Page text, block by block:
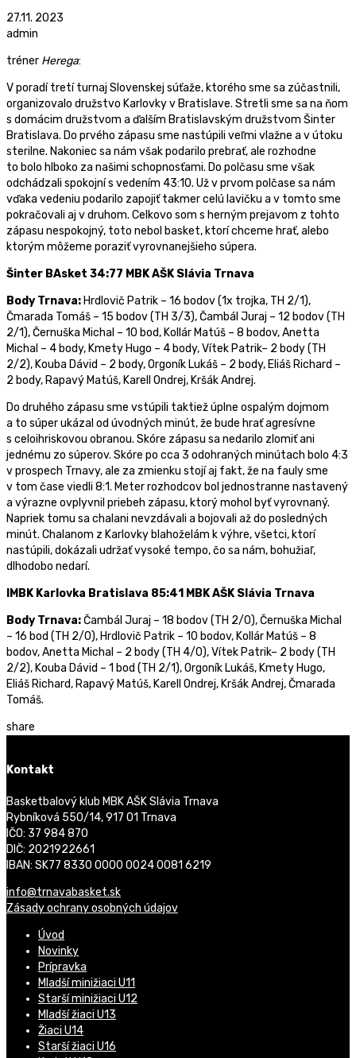
27.11. 2023
admin
tréner Herega:
V poradí tretí turnaj Slovenskej súťaže, ktorého sme sa zúčastnili,
organizovalo družstvo Karlovky v Bratislave. Stretli sme sa na ňom
s domácim družstvom a ďalším Bratislavským družstvom Šinter
Bratislava. Do prvého zápasu sme nastúpili veľmi vlažne a v útoku
sterilne. Nakoniec sa nám však podarilo prebrať, ale rozhodne
to bolo hlboko za našimi schopnosťami. Do polčasu sme však
odchádzali spokojní s vedením 43:10. Už v prvom polčase sa nám
vďaka vedeniu podarilo zapojiť takmer celú lavičku a v tomto sme
pokračovali aj v druhom. Celkovo som s herným prejavom z tohto
zápasu nespokojný, toto nebol basket, ktorí chceme hrať, alebo
ktorým môžeme poraziť vyrovnanejšieho súpera.
Šinter BAsket 34:77 MBK AŠK Slávia Trnava
Body Trnava: Hrdlovič Patrik – 16 bodov (1x trojka, TH 2/1),
Čmarada Tomáš – 15 bodov (TH 3/3), Čambál Juraj – 12 bodov (TH
2/1), Černuška Michal – 10 bod, Kollár Matúš – 8 bodov, Anetta
Michal – 4 body, Kmety Hugo – 4 body, Vítek Patrik– 2 body (TH
2/2), Kouba Dávid – 2 body, Orgoník Lukáš – 2 body, Eliáš Richard –
2 body, Rapavý Matúš, Karell Ondrej, Kršák Andrej.
Do druhého zápasu sme vstúpili taktiež úplne ospalým dojmom
a to súper ukázal od úvodných minút, že bude hrať agresívne
s celoihriskovou obranou. Skóre zápasu sa nedarilo zlomiť ani
jednému zo súperov. Skóre po cca 3 odohraných minútach bolo 4:3
v prospech Trnavy, ale za zmienku stojí aj fakt, že na fauly sme
v tom čase viedli 8:1. Meter rozhodcov bol jednostranne nastavený
a výrazne ovplyvnil priebeh zápasu, ktorý mohol byť vyrovnaný.
Napriek tomu sa chalani nevzdávali a bojovali až do posledných
minút. Chalanom z Karlovky blahoželám k výhre, všetci, ktorí
nastúpili, dokázali udržať vysoké tempo, čo sa nám, bohužiaľ,
dlhodobo nedarí.
IMBK Karlovka Bratislava 85:41 MBK AŠK Slávia Trnava
Body Trnava:Čambál Juraj – 18 bodov (TH 2/0), Černuška Michal
– 16 bod (TH 2/0), Hrdlovič Patrik – 10 bodov, Kollár Matúš – 8
bodov, Anetta Michal – 2 body (TH 4/0), Vítek Patrik– 2 body (TH
2/2), Kouba Dávid – 1 bod (TH 2/1), Orgoník Lukáš, Kmety Hugo,
Eliáš Richard, Rapavý Matúš, Karell Ondrej, Kršák Andrej, Čmarada
Tomáš.
share
Kontakt
Basketbalový klub MBK AŠK Slávia Trnava
Rybníková 550/14, 917 01 Trnava
IČO: 37 984 870
DIČ: 2021922661
IBAN: SK77 8330 0000 0024 0081 6219
info@trnavabasket.sk
Zásady ochrany osobných údajov
Úvod
Novinky
Prípravka
Mladší minižiaci U11
Starší minižiaci U12
Mladší žiaci U13
Žiaci U14
Starší žiaci U16